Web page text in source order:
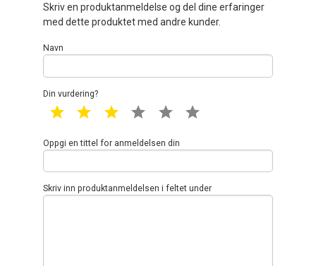
Skriv en produktanmeldelse og del dine erfaringer
med dette produktet med andre kunder.
Navn
Din vurdering?
1 star 2 star 3 star 4 star 5 star
Oppgi en tittel for anmeldelsen din
Skriv inn produktanmeldelsen i feltet under